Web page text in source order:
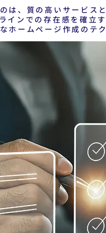
は、質の高いサービス
インでの存在感を確立
ホームページ作成のテ